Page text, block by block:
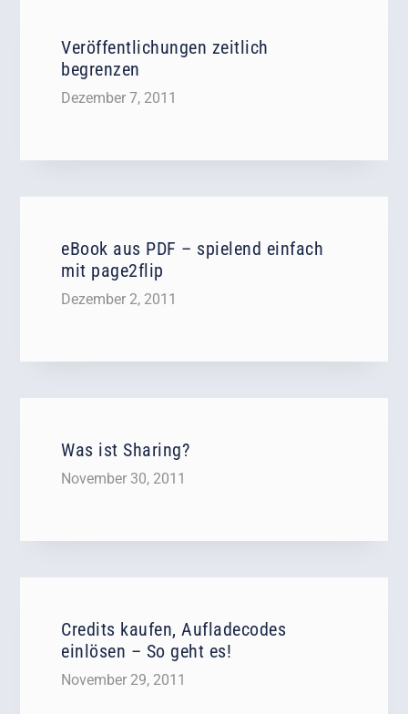
Veröffentlichungen zeitlich
begrenzen
Dezember 7, 2011
eBook aus PDF – spielend einfach
mit page2flip
Dezember 2, 2011
Was ist Sharing?
November 30, 2011
Credits kaufen, Aufladecodes
einlösen – So geht es!
November 29, 2011